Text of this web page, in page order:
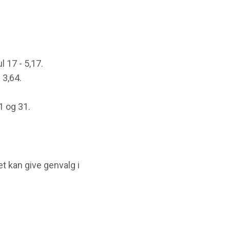
17 - 5,17.
og 31.
kan give genvalg i